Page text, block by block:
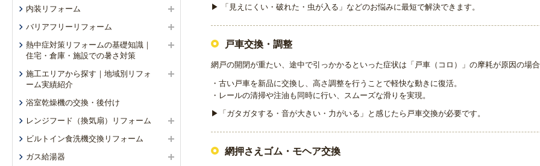
▶ 「見えにくい・破れた・虫が入る」などのお悩みに最短で解決できます。
戸車交換・調整
網戸の開閉が重たい、途中で引っかかるといった症状は「戸車（コロ）」の摩耗が原因の場
・古い戸車を新品に交換し、高さ調整を行うことで軽快な動きに復活。
・レールの清掃や注油も同時に行い、スムーズな滑りを実現。
▶「ガタガタする・音が大きい・力がいる」と感じたら戸車交換が必要です。
網押さえゴム・モヘア交換
内装リフォーム
バリアフリーリフォーム
熱中症対策リフォームの基礎知識｜
住宅・倉庫・施設での暑さ対策
施工エリアから探す｜地域別リフォ
ーム実績紹介
浴室乾燥機の交換・後付け
レンジフード（換気扇）リフォーム
ビルトイン食洗機交換リフォーム
ガス給湯器